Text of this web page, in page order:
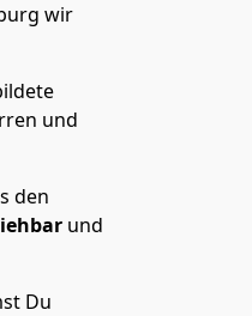
wir
und
den
und
Du